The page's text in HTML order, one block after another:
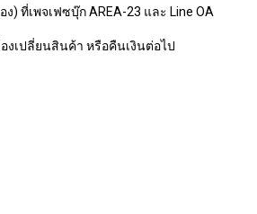
ที่เพจเฟซบุ๊ก AREA-23 และ Line OA
งเปลี่ยนสินค้า หรือคืนเงินต่อไป